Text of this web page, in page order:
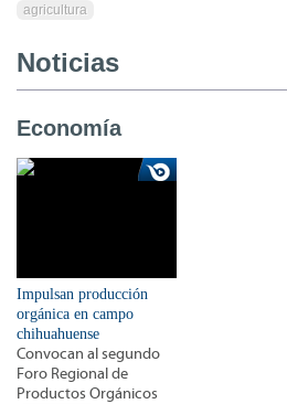
agricultura
Noticias
Economía
Impulsan producción
orgánica en campo
chihuahuense
Convocan al segundo
Foro Regional de
Productos Orgánicos